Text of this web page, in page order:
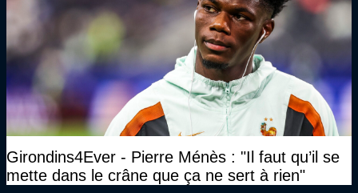
Girondins4Ever - Pierre Ménès : "Il faut qu’il se
mette dans le crâne que ça ne sert à rien"